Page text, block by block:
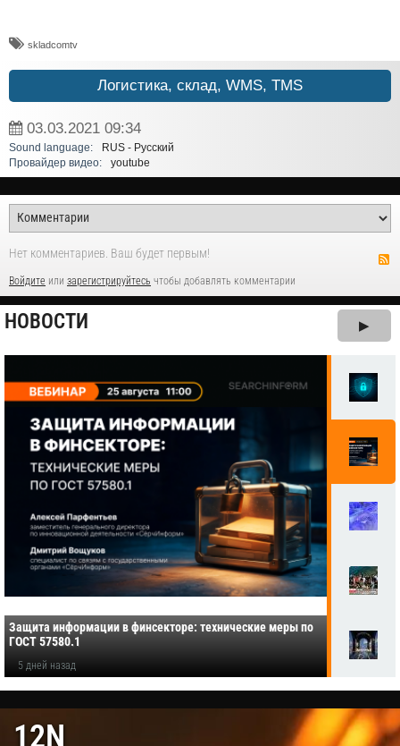
skladcomtv
Логистика, склад, WMS, TMS
03.03.2021 09:34
Sound language:
RUS - Русский
Провайдер видео:
youtube
Нет комментариев. Ваш будет первым!
Войдите или зарегистрируйтесь чтобы добавлять комментарии
НОВОСТИ ▶
Защита информации в финсекторе: технические меры по
ГОСТ 57580.1
5 дней назад
12N